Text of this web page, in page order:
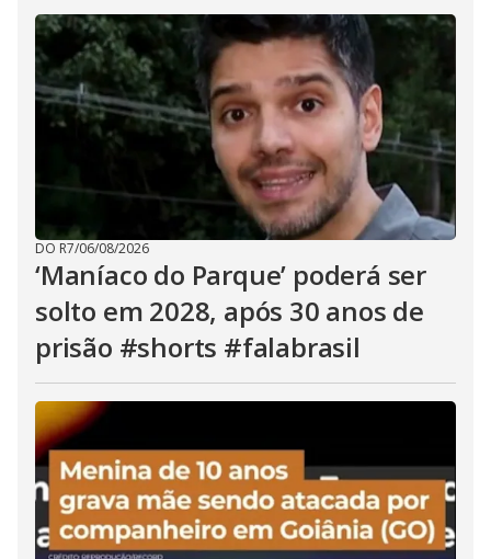
DO R7/06/08/2026
‘Maníaco do Parque’ poderá ser
solto em 2028, após 30 anos de
prisão #shorts #falabrasil